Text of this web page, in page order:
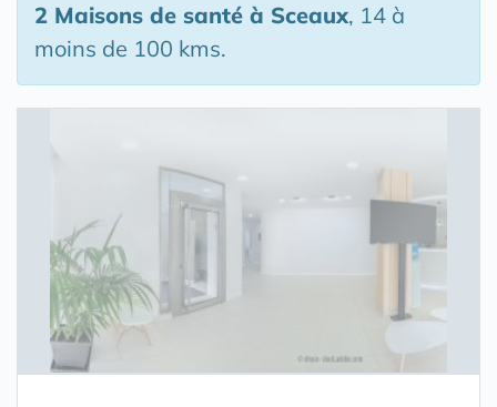
2 Maisons de santé à Sceaux, 14 à
moins de 100 kms.